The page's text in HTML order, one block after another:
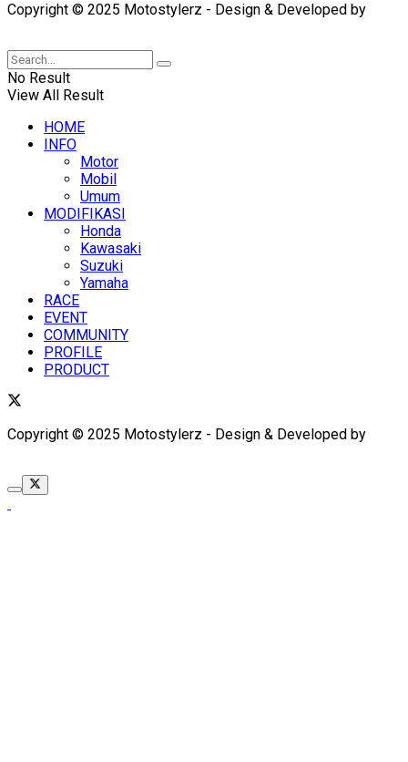
Copyright © 2025 Motostylerz - Design & Developed by
No Result
View All Result
HOME
INFO
Motor
Mobil
Umum
MODIFIKASI
Honda
Kawasaki
Suzuki
Yamaha
RACE
EVENT
COMMUNITY
PROFILE
PRODUCT
Copyright © 2025 Motostylerz - Design & Developed by